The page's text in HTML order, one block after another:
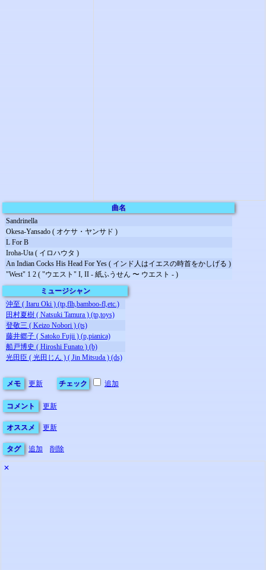
曲名
Sandrinella
Okesa-Yansado ( オケサ・ヤンサド )
L For B
Iroha-Uta ( イロハウタ )
An Indian Cocks His Head For Yes ( インド人はイエスの時首をかしげる )
"West" 1 2 ( "ウエスト" I, II - 紙ふうせん 〜 ウエスト - )
ミュージシャン
沖至 ( Itaru Oki ) (tp,flh,bamboo-fl,etc.)
田村夏樹 ( Natsuki Tamura ) (tp,toys)
登敬三 ( Keizo Nobori ) (ts)
藤井郷子 ( Satoko Fujii ) (p,pianica)
船戸博史 ( Hiroshi Funato ) (b)
光田臣 ( 光田じん ) ( Jin Mitsuda ) (ds)
メモ 更新 チェック 追加
コメント 更新
オススメ 更新
タグ 追加 削除
✕